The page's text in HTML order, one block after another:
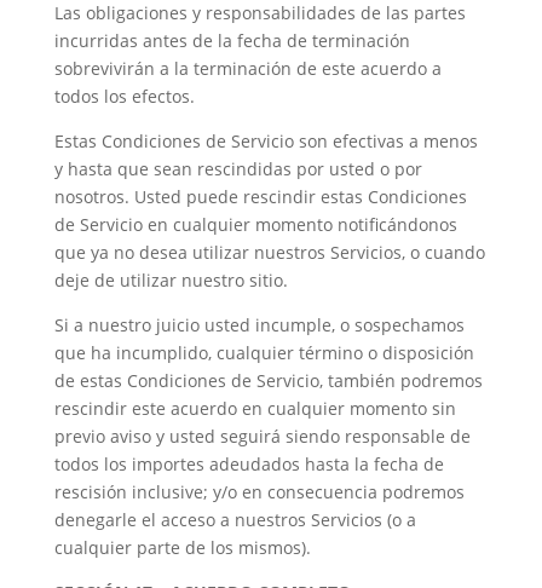
Las obligaciones y responsabilidades de las partes
incurridas antes de la fecha de terminación
sobrevivirán a la terminación de este acuerdo a
todos los efectos.
Estas Condiciones de Servicio son efectivas a menos
y hasta que sean rescindidas por usted o por
nosotros. Usted puede rescindir estas Condiciones
de Servicio en cualquier momento notificándonos
que ya no desea utilizar nuestros Servicios, o cuando
deje de utilizar nuestro sitio.
Si a nuestro juicio usted incumple, o sospechamos
que ha incumplido, cualquier término o disposición
de estas Condiciones de Servicio, también podremos
rescindir este acuerdo en cualquier momento sin
previo aviso y usted seguirá siendo responsable de
todos los importes adeudados hasta la fecha de
rescisión inclusive; y/o en consecuencia podremos
denegarle el acceso a nuestros Servicios (o a
cualquier parte de los mismos).